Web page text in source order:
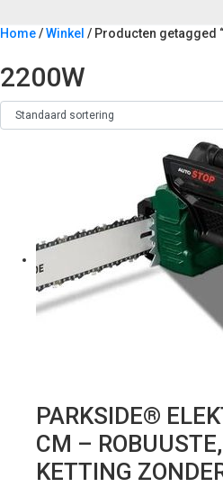
Home/Winkel / Producten getagged
2200W
PARKSIDE®
CM –
KETTING